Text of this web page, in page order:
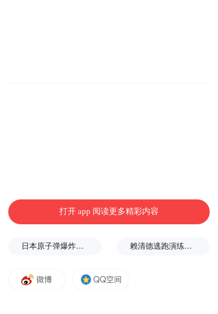
线通行。
段；行驶大桥时注意保持安全车距，控制车
打开 app 阅读更多精彩内容
日本原子弹爆炸亲历者反对高市修改无核三原则，“她应该下台” 赖清德逃跑演练有美方人员参与，台媒体人：终于正式演练逃亡计划了